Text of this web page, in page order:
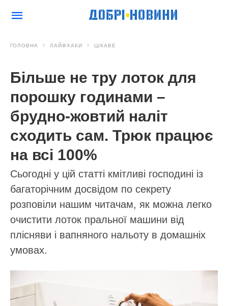
ГОЛОВНА ЛАЙФХАКИ ЦІКАВЕ
Більше не тру лоток для
порошку годинами –
брудно-жовтий наліт
сходить сам. Трюк працює
на всі 100%
Сьогодні у цій статті кмітливі господині із
багаторічним досвідом по секрету
розповіли нашим читачам, як можна легко
очистити лоток пральної машини від
плісняви і вапняного нальоту в домашніх
умовах.